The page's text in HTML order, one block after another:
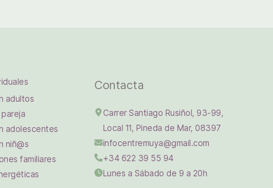
adultos
adolescentes
niñ@s
familiares
Contacta
Carrer Santiago Rusiñol, 93-99,
Local 11, Pineda de Mar, 08397
infocentremuya@gmail.com
+34 622 39 55 94
Lunes a Sábado de 9 a 20h